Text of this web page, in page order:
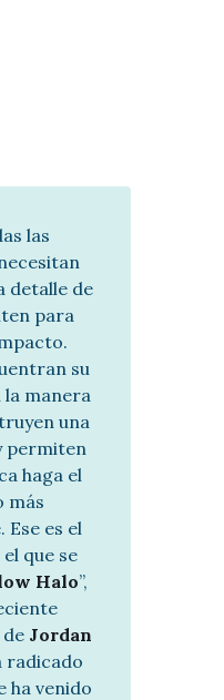
las
detalle de
para
su
manera
una
permiten
haga el
más
es el
que se
Halo”,
Jordan
ha venido